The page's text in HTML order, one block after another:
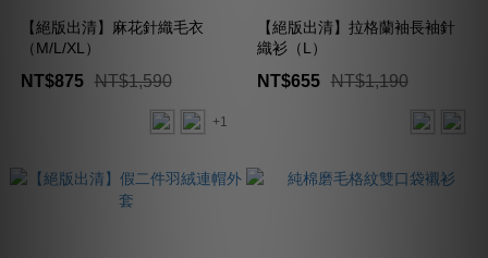
【絕版出清】麻花針織毛衣
（M/L/XL）
NT$875 NT$1,590
+1
【絕版出清】拉格蘭袖長袖針
織衫（L）
NT$655 NT$1,190